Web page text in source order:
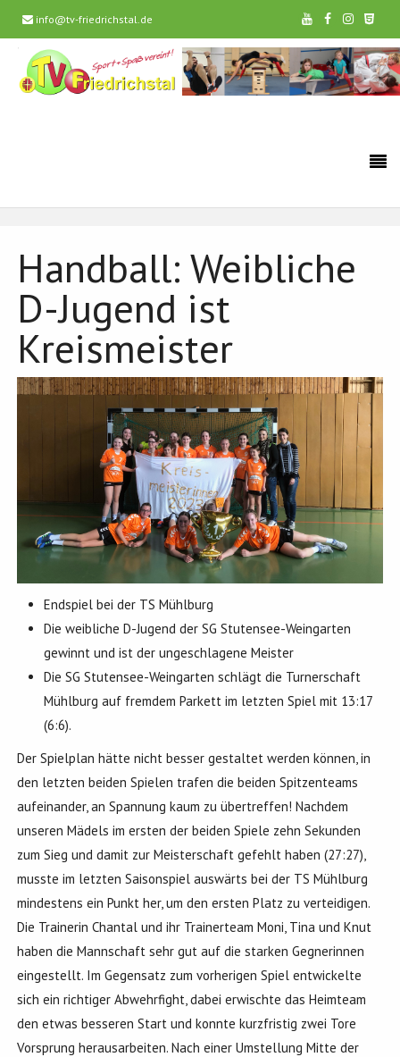
info@tv-friedrichstal.de
Handball: Weibliche
D-Jugend ist
Kreismeister
Endspiel bei der TS Mühlburg
Die weibliche D-Jugend der SG Stutensee-Weingarten
gewinnt und ist der ungeschlagene Meister
Die SG Stutensee-Weingarten schlägt die Turnerschaft
Mühlburg auf fremdem Parkett im letzten Spiel mit 13:17
(6:6).
Der Spielplan hätte nicht besser gestaltet werden können, in
den letzten beiden Spielen trafen die beiden Spitzenteams
aufeinander, an Spannung kaum zu übertreffen! Nachdem
unseren Mädels im ersten der beiden Spiele zehn Sekunden
zum Sieg und damit zur Meisterschaft gefehlt haben (27:27),
musste im letzten Saisonspiel auswärts bei der TS Mühlburg
mindestens ein Punkt her, um den ersten Platz zu verteidigen.
Die Trainerin Chantal und ihr Trainerteam Moni, Tina und Knut
haben die Mannschaft sehr gut auf die starken Gegnerinnen
eingestellt. Im Gegensatz zum vorherigen Spiel entwickelte
sich ein richtiger Abwehrfight, dabei erwischte das Heimteam
den etwas besseren Start und konnte kurzfristig zwei Tore
Vorsprung herausarbeiten. Nach einer Umstellung Mitte der